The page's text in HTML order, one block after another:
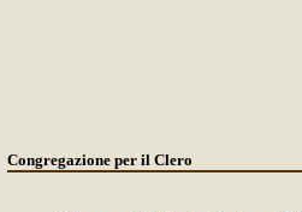
Congregazione per il Clero